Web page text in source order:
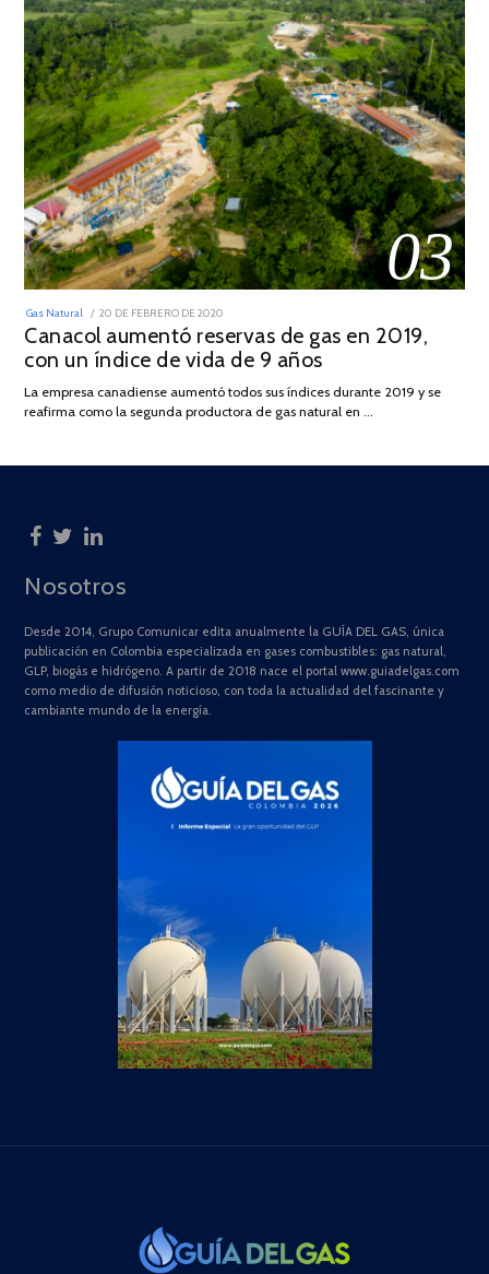
03
Gas Natural
POSTED
ON
20 DE FEBRERO DE 2020
DE
JULIO
DE
Canacol aumentó reservas de gas en 2019,
con un índice de vida de 9 años
La empresa canadiense aumentó todos sus índices durante 2019 y se
reafirma como la segunda productora de gas natural en …
Nosotros
Desde 2014, Grupo Comunicar edita anualmente la GUÍA DEL GAS, única
publicación en Colombia especializada en gases combustibles: gas natural,
GLP, biogás e hidrógeno. A partir de 2018 nace el portal www.guiadelgas.com
como medio de difusión noticioso, con toda la actualidad del fascinante y
cambiante mundo de la energía.